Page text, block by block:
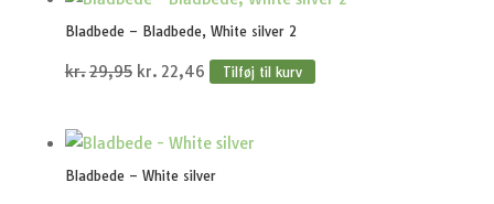
var:
kr.48,95.
er:
kr.36,71.
Bladbede – Bladbede, White silver 2
kr.29,95 Den
kr.29,95.
kr. 22,46Den
kr.22,46.
Tilføj til kurv
Bladbede – White silver